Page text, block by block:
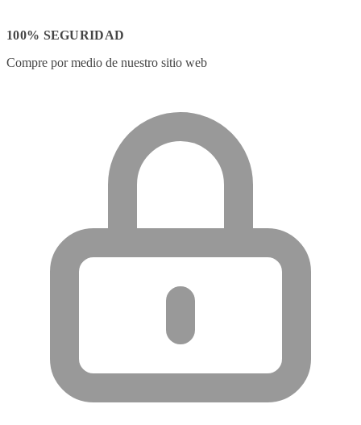
100% SEGURIDAD
Compre por medio de nuestro sitio web